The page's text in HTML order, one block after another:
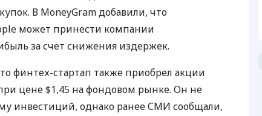
В MoneyGram добавили, что
может принести компании
за счет снижения издержек.
финтех-стартап также приобрел акции
цене $1,45 на фондовом рынке. Он не
инвестиций, однако ранееСМИ сообщали,